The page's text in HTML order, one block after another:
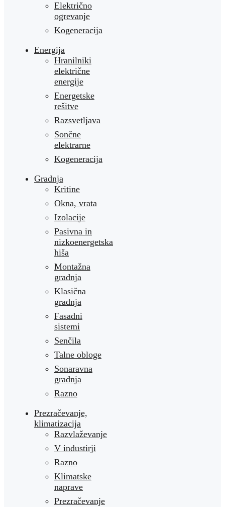
Električno
ogrevanje
Kogeneracija
Energija
Hranilniki
električne
energije
Energetske
rešitve
Razsvetljava
Sončne
elektrarne
Kogeneracija
Gradnja
Kritine
Okna, vrata
Izolacije
Pasivna in
nizkoenergetska
hiša
Montažna
gradnja
Klasična
gradnja
Fasadni
sistemi
Senčila
Talne obloge
Sonaravna
gradnja
Razno
Prezračevanje,
klimatizacija
Razvlaževanje
V industirji
Razno
Klimatske
naprave
Prezračevanje